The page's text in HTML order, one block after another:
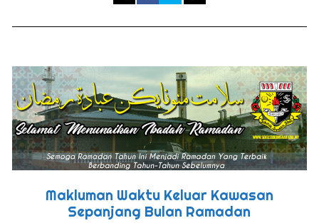
Makluman Waktu Keluar Kawasan
Sepanjang Bulan Ramadan